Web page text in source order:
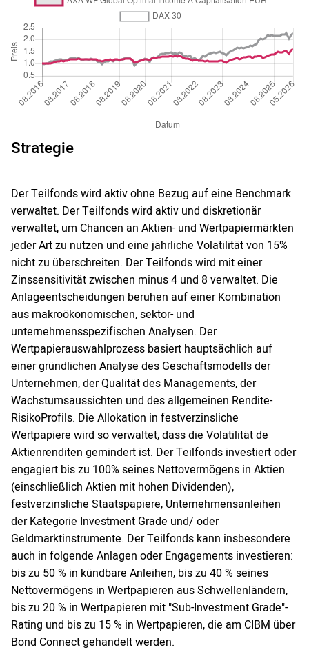
Strategie
Der Teilfonds wird aktiv ohne Bezug auf eine Benchmark
verwaltet. Der Teilfonds wird aktiv und diskretionär
verwaltet, um Chancen an Aktien- und Wertpapiermärkten
jeder Art zu nutzen und eine jährliche Volatilität von 15%
nicht zu überschreiten. Der Teilfonds wird mit einer
Zinssensitivität zwischen minus 4 und 8 verwaltet. Die
Anlageentscheidungen beruhen auf einer Kombination
aus makroökonomischen, sektor- und
unternehmensspezifischen Analysen. Der
Wertpapierauswahlprozess basiert hauptsächlich auf
einer gründlichen Analyse des Geschäftsmodells der
Unternehmen, der Qualität des Managements, der
Wachstumsaussichten und des allgemeinen Rendite-
RisikoProfils. Die Allokation in festverzinsliche
Wertpapiere wird so verwaltet, dass die Volatilität de
Aktienrenditen gemindert ist. Der Teilfonds investiert oder
engagiert bis zu 100% seines Nettovermögens in Aktien
(einschließlich Aktien mit hohen Dividenden),
festverzinsliche Staatspapiere, Unternehmensanleihen
der Kategorie Investment Grade und/ oder
Geldmarktinstrumente. Der Teilfonds kann insbesondere
auch in folgende Anlagen oder Engagements investieren:
bis zu 50 % in kündbare Anleihen, bis zu 40 % seines
Nettovermögens in Wertpapieren aus Schwellenländern,
bis zu 20 % in Wertpapieren mit "Sub-Investment Grade"-
Rating und bis zu 15 % in Wertpapieren, die am CIBM über
Bond Connect gehandelt werden.